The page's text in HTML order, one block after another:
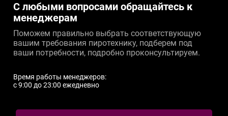
С любыми вопросами обращайтесь к
менеджерам
Поможем правильно выбрать соответствующую
вашим требования пиротехнику, подберем под
ваши потребности, подробно проконсультируем.
Время работы менеджеров:
c 9:00 до 23:00 ежедневно